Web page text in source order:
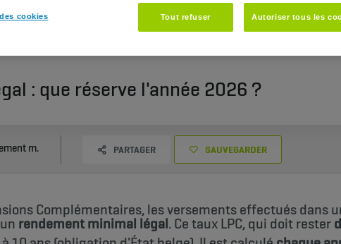
: que réserve l'année 2026 ?
Rendement minimum légal : que réserve l'année 2026 ? PARTAGER SAUVEGARDER
Complémentaires, les versements effectués dans
rendement minimal légal. Ce taux LPC, qui doit rester
cookies Tout refuser Autoriser tous les